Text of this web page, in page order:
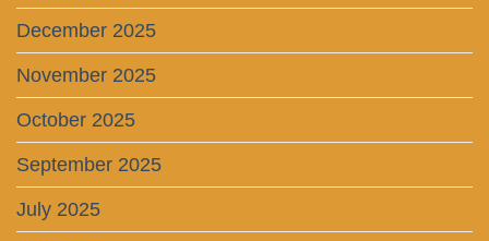
December 2025
November 2025
October 2025
September 2025
July 2025